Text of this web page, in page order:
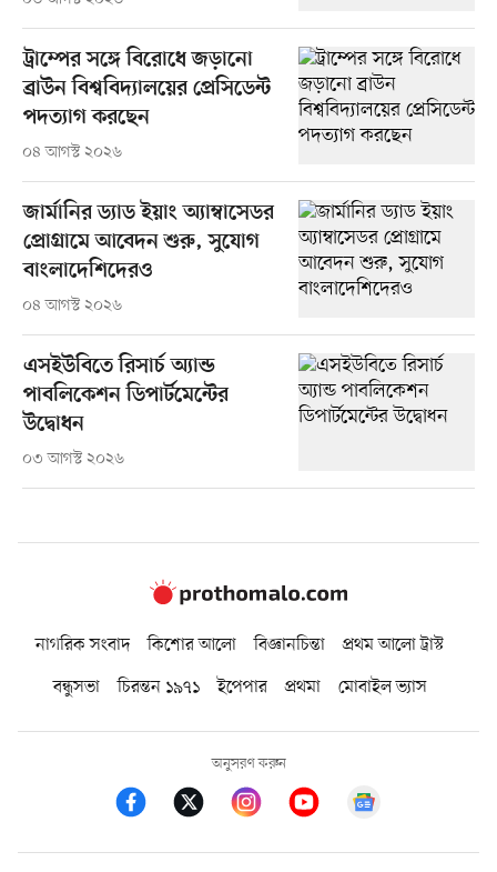
ট্রাম্পের সঙ্গে বিরোধে জড়ানো
ব্রাউন বিশ্ববিদ্যালয়ের প্রেসিডেন্ট
পদত্যাগ করছেন
০৪ আগস্ট ২০২৬
জার্মানির ড্যাড ইয়াং অ্যাম্বাসেডর
প্রোগ্রামে আবেদন শুরু, সুযোগ
বাংলাদেশিদেরও
০৪ আগস্ট ২০২৬
এসইউবিতে রিসার্চ অ্যান্ড
পাবলিকেশন ডিপার্টমেন্টের
উদ্বোধন
০৩ আগস্ট ২০২৬
নাগরিক সংবাদ কিশোর আলো বিজ্ঞানচিন্তা
প্রথম আলো ট্রাস্ট
বন্ধুসভা
চিরন্তন ১৯৭১ ইপেপার প্রথমা মোবাইল ভ্যাস
অনুসরণ করুন